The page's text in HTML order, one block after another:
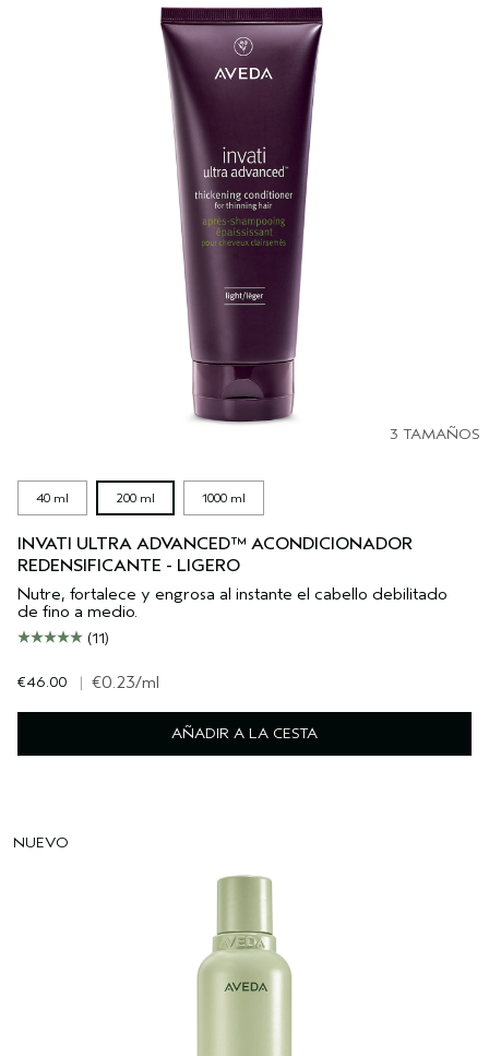
3 TAMAÑOS
40 ml 200 ml 1000 ml
INVATI ULTRA ADVANCED™ ACONDICIONADOR
REDENSIFICANTE - LIGERO
Nutre, fortalece y engrosa al instante el cabello debilitado
de fino a medio.
(11)
€46.00 | €0.23/ml
AÑADIR A LA CESTA
NUEVO